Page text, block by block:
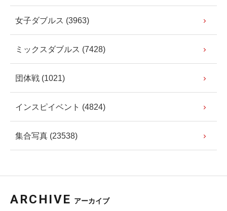
女子ダブルス (3963)
ミックスダブルス (7428)
団体戦 (1021)
インスピイベント (4824)
集合写真 (23538)
ARCHIVE アーカイブ